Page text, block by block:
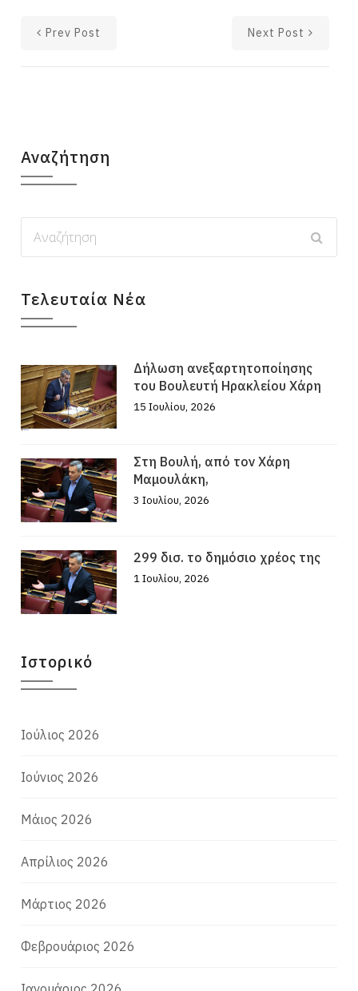
Prev Post Next Post
Αναζήτηση
Τελευταία Νέα
Δήλωση ανεξαρτητοποίησης
του Βουλευτή Ηρακλείου Χάρη
15 Ιουλίου, 2026
Στη Βουλή, από τον Χάρη
Μαμουλάκη,
3 Ιουλίου, 2026
299 δισ. το δημόσιο χρέος της
1 Ιουλίου, 2026
Ιστορικό
Ιούλιος 2026
Ιούνιος 2026
Μάιος 2026
Απρίλιος 2026
Μάρτιος 2026
Φεβρουάριος 2026